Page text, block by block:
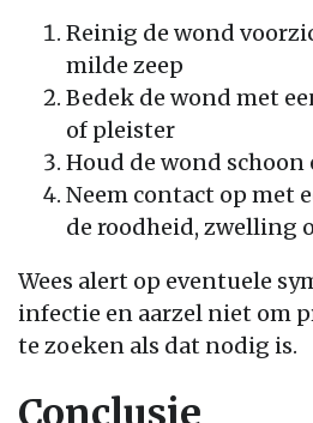
Reinig de wond
milde zeep
Bedek de wond met
of pleister
Houd de wond schoon
Neem contact op met
de roodheid, zwelling
Wees alert op eventuele
infectie en aarzel niet om
te zoeken als dat nodig is.
Conclusie